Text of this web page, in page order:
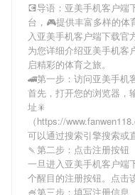
💽导语： 亚美手机客户端
台，🎮提供丰富多样的体
入亚美手机客户端下载官
为您详细介绍亚美手机客
启精彩的体育之旅。
🚄第一步：访问亚美手机
首先，打开您的浏览器，
址🎇
（https://
可以通过搜索引擎搜索或
🍡第二步：点击注册按钮
一旦进入亚美手机客户端
个醒目的注册按钮。点击
🍧第三步：填写注册信息